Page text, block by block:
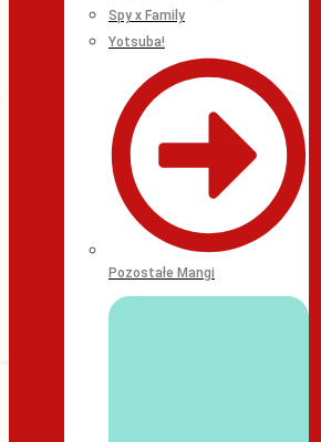
Spy x Family
Yotsuba!
Pozostałe Mangi